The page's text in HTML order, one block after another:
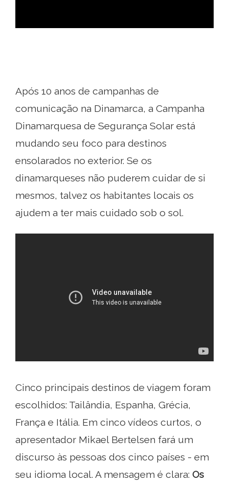
Após 10 anos de campanhas de
comunicação na Dinamarca, a Campanha
Dinamarquesa de Segurança Solar está
mudando seu foco para destinos
ensolarados no exterior. Se os
dinamarqueses não puderem cuidar de si
mesmos, talvez os habitantes locais os
ajudem a ter mais cuidado sob o sol.
Cinco principais destinos de viagem foram
escolhidos: Tailândia, Espanha, Grécia,
França e Itália. Em cinco vídeos curtos, o
apresentador Mikael Bertelsen fará um
discurso às pessoas dos cinco países - em
seu idioma local. A mensagem é clara: Os